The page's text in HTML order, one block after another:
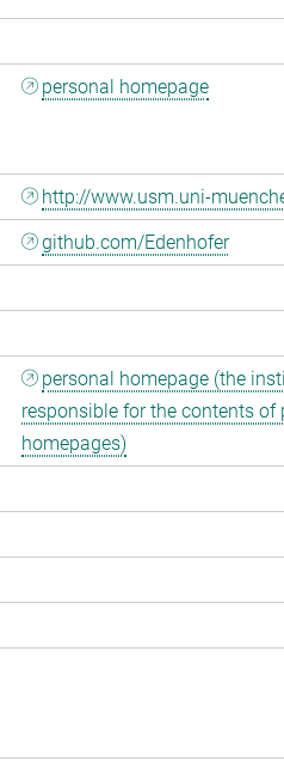
personal homepage
http://www.usm.uni-
github.com/Edenhofer
personal homepage (the
responsible for the contents of
homepages)